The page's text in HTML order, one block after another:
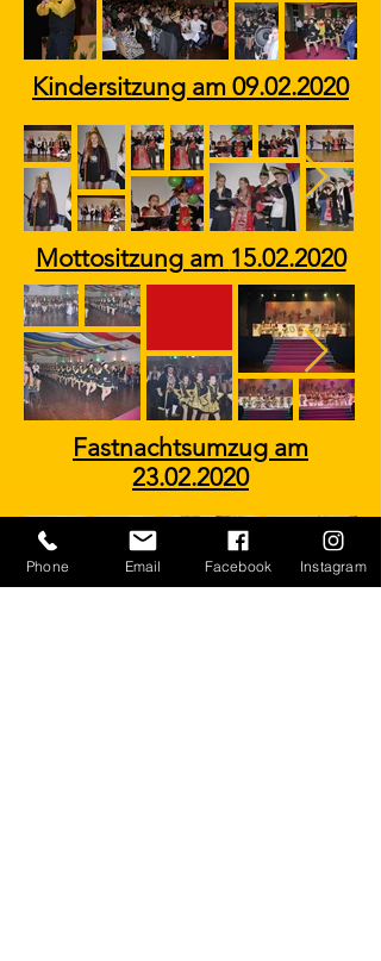
Kindersitzung am 09.02.2020
Mottositzung am 15.02.2020
Fastnachtsumzug am
23.02.2020
Phone Email Facebook Instagram